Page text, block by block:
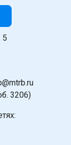
5
3206)